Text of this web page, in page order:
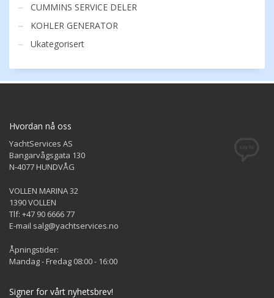
CUMMINS SERVICE DELER
KOHLER GENERATOR
Ukategorisert
Hvordan nå oss
YachtServices AS
Bangarvågsgata 130
N-4077 HUNDVÅG
VOLLEN MARINA 32
1390 VOLLEN
Tlf: +47 90 6666 77
E-mail salg@yachtservices.no
Åpningstider:
Mandag - Fredag 08:00 - 16:00
Signer for vårt nyhetsbrev!